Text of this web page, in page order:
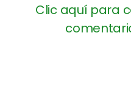
Clic aquí para